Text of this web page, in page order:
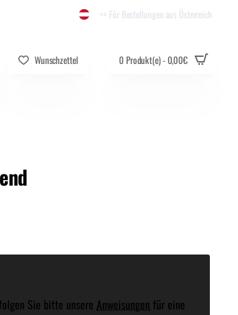
<< Für Bestellungen aus Österreich
Wunschzettel 0 Produkt(e) - 0,00€
Sie bitte unsere Anweisungen für eine